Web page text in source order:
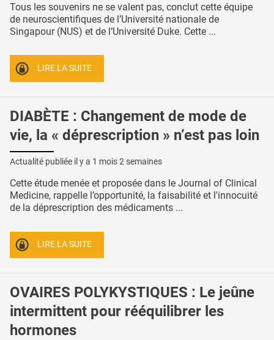
Tous les souvenirs ne se valent pas, conclut cette équipe
de neuroscientifiques de l’Université nationale de
Singapour (NUS) et de l’Université Duke. Cette ...
LIRE LA SUITE
DIABÈTE : Changement de mode de
vie, la « déprescription » n’est pas loin
Actualité publiée il y a 1 mois 2 semaines
Cette étude menée et proposée dans le Journal of Clinical
Medicine, rappelle l’opportunité, la faisabilité et l'innocuité
de la déprescription des médicaments ...
LIRE LA SUITE
OVAIRES POLYKYSTIQUES : Le jeûne
intermittent pour rééquilibrer les
hormones